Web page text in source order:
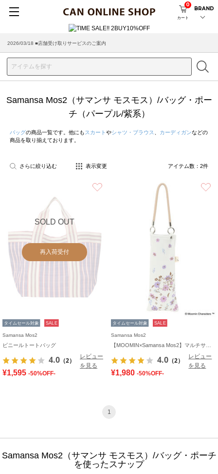
カート
0
BRAND
2026/03/18 ■店舗受け取りサービスのご案内
Samansa Mos2（サマンサ モスモス）/バッグ・ポー
チ（パープル/紫系）
バッグの商品一覧です。他にも スカート やシャツ・ブラウス カーディガンなどの
商品を取り揃えております。
さらに絞り込む 表示変更 アイテム数： 2件
SOLD OUT
再入荷受付
タイムセール対象 SALE
Samansa Mos2
ビニールトートバッグ
4.0 （2）
レビュー
を見る
¥1,595 -50%OFF-
タイムセール対象 SALE
Samansa Mos2
4.0 （2）
レビュー
を見る
¥1,980 -50%OFF-
1
Samansa Mos2（サマンサ モスモス）/バッグ・ポーチ
を使ったスナップ